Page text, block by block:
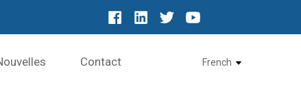
Contact French